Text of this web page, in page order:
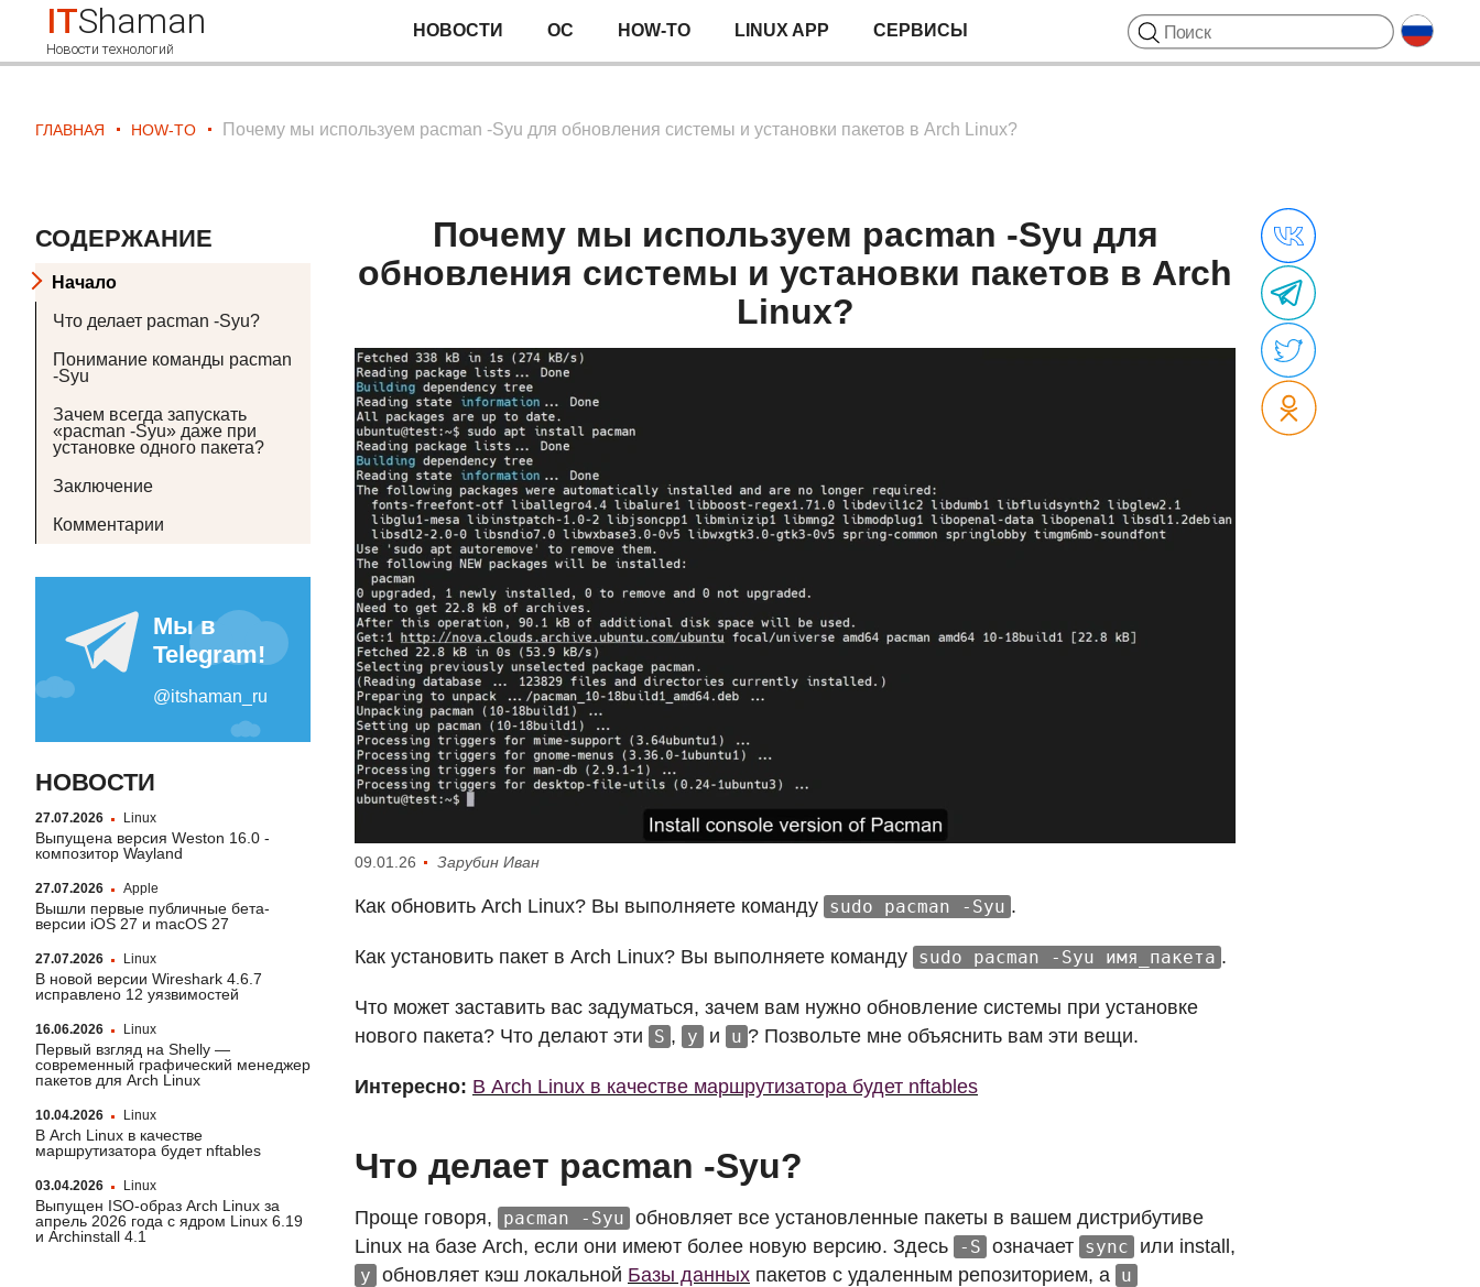
ITShaman
Новости технологий
НОВОСТИ ОС HOW-TO LINUX APP СЕРВИСЫ
ГЛАВНАЯ HOW-TO Почему мы используем pacman -Syu для обновления системы и установки пакетов в Arch Linux?
СОДЕРЖАНИЕ
Начало
Что делает pacman -Syu?
Понимание команды pacman
-Syu
Зачем всегда запускать
«pacman -Syu» даже при
установке одного пакета?
Заключение
Комментарии
НОВОСТИ
27.07.2026 Linux
Выпущена версия Weston 16.0 -
композитор Wayland
27.07.2026 Apple
Вышли первые публичные бета-
версии iOS 27 и macOS 27
27.07.2026 Linux
В новой версии Wireshark 4.6.7
исправлено 12 уязвимостей
16.06.2026 Linux
Первый взгляд на Shelly —
современный графический менеджер
пакетов для Arch Linux
10.04.2026 Linux
В Arch Linux в качестве
маршрутизатора будет nftables
03.04.2026 Linux
Выпущен ISO-образ Arch Linux за
апрель 2026 года с ядром Linux 6.19
и Archinstall 4.1
Почему мы используем pacman -Syu для
обновления системы и установки пакетов в Arch
Linux?
09.01.26 Зарубин Иван
Как обновить Arch Linux? Вы выполняете команду sudo pacman -Syu .
Как установить пакет в Arch Linux? Вы выполняете команду sudo pacman -Syu имя_пакета .
Что может заставить вас задуматься, зачем вам нужно обновление системы при установке
нового пакета? Что делают эти
S , y и u ? Позвольте мне объяснить вам эти вещи.
Интересно: В Arch Linux в качестве маршрутизатора будет nftables
Что делает pacman -Syu?
Проще говоря, pacman -Syu обновляет все установленные пакеты в вашем дистрибутиве
Linux на базе Arch, если они имеют более новую версию. Здесь
-S означает sync или install,
y обновляет кэш локальной Базы данных пакетов с удаленным репозиторием, а u